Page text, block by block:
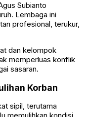
Subianto
Lembaga ini
profesional, terukur,
dan kelompok
memperluas konflik
sasaran.
Korban
sipil, terutama